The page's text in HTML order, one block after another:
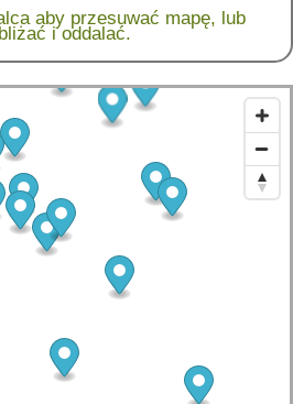
aby przesuwać mapę, lub
i oddalać.